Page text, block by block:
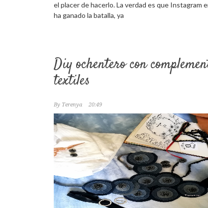
el placer de hacerlo. La verdad es que Instagram
ha ganado la batalla, ya
Diy ochentero con
textiles
By Terenya 20:49